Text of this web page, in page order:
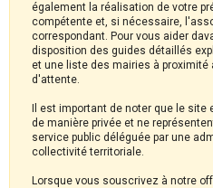
également la réalisation de votre
compétente et, si nécessaire,
correspondant. Pour vous aider
disposition des guides détaillés
et une liste des mairies à
d'attente.
Il est important de noter que le
de manière privée et ne
service public déléguée par une
collectivité territoriale.
Lorsque vous souscrivez à notre